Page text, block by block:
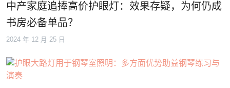
中产家庭追捧高价护眼灯：效果存疑，为何仍成
书房必备单品？
2024 年 12 月 25 日